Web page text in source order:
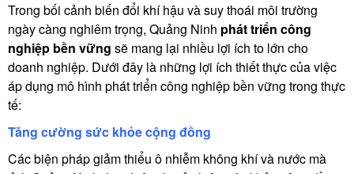
Trong bối cảnh biến đổi khí hậu và suy thoái môi trường
ngày càng nghiêm trọng, Quảng Ninh phát triển công
nghiệp bền vững sẽ mang lại nhiều lợi ích to lớn cho
doanh nghiệp. Dưới đây là những lợi ích thiết thực của việc
áp dụng mô hình phát triển công nghiệp bền vững trong thực
tế:
Tăng cường sức khỏe cộng đồng
Các biện pháp giảm thiểu ô nhiễm không khí và nước mà